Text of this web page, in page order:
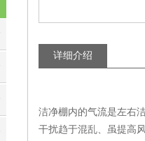
详细介绍
洁净棚内的气流是左右
干扰趋于混乱、虽提高